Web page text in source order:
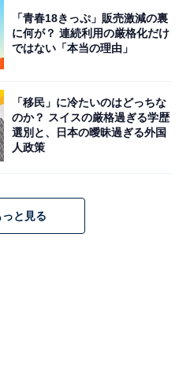
「青春18きっぷ」販売激減の裏
に何が？ 連続利用の厳格化だけ
ではない「本当の理由」
「移民」に冷たいのはどっちな
のか？ スイスの厳格過ぎる学歴
選別と、日本の曖昧過ぎる外国
人政策
と見る